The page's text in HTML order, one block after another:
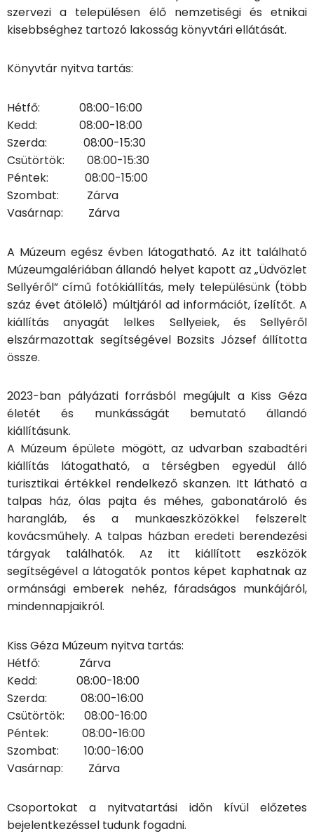
szervezi a településen élő nemzetiségi és etnikai
kisebbséghez tartozó lakosság könyvtári ellátását.
Könyvtár nyitva tartás:
Hétfő: 08:00-16:00
Kedd: 08:00-18:00
Szerda: 08:00-15:30
Csütörtök: 08:00-15:30
Péntek: 08:00-15:00
Szombat: Zárva
Vasárnap: Zárva
A Múzeum egész évben látogatható. Az itt található
Múzeumgalériában állandó helyet kapott az „Üdvözlet
Sellyéről” című fotókiállítás, mely településünk (több
száz évet átölelő) múltjáról ad információt, ízelítőt. A
kiállítás anyagát lelkes Sellyeiek, és Sellyéről
elszármazottak segítségével Bozsits József állította
össze.
2023-ban pályázati forrásból megújult a Kiss Géza
életét és munkásságát bemutató állandó
kiállításunk.
A Múzeum épülete mögött, az udvarban szabadtéri
kiállítás látogatható, a térségben egyedül álló
turisztikai értékkel rendelkező skanzen. Itt látható a
talpas ház, ólas pajta és méhes, gabonatároló és
harangláb, és a munkaeszközökkel felszerelt
kovácsműhely. A talpas házban eredeti berendezési
tárgyak találhatók. Az itt kiállított eszközök
segítségével a látogatók pontos képet kaphatnak az
ormánsági emberek nehéz, fáradságos munkájáról,
mindennapjaikról.
Kiss Géza Múzeum nyitva tartás:
Hétfő: Zárva
Kedd: 08:00-18:00
Szerda: 08:00-16:00
Csütörtök: 08:00-16:00
Péntek: 08:00-16:00
Szombat: 10:00-16:00
Vasárnap: Zárva
Csoportokat a nyitvatartási időn kívül előzetes
bejelentkezéssel tudunk fogadni.